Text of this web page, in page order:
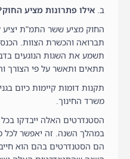
ב. אילו פתרונות מציע
החוק מציע ששר התמ"ת יציע
תברואה והכשרת הצוות.
תשמע את השגות הנוגעים
תתאים ותאשר על פי הצורך
משרד החינוך.
הסטנדרטים האלה ייבדקו בכל
במהלך השנה. זה יאפשר לכל
הם הסטנדרטים בהם הוא